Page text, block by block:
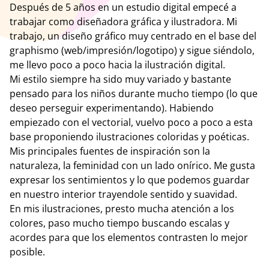
Después de 5 años en un estudio digital empecé a
trabajar como diseñadora gráfica y ilustradora. Mi
trabajo, un diseño gráfico muy centrado en el base del
graphismo (web/impresión/logotipo) y sigue siéndolo,
me llevo poco a poco hacia la ilustración digital.
Mi estilo siempre ha sido muy variado y bastante
pensado para los niños durante mucho tiempo (lo que
deseo perseguir experimentando). Habiendo
empiezado con el vectorial, vuelvo poco a poco a esta
base proponiendo ilustraciones coloridas y poéticas.
Mis principales fuentes de inspiración son la
naturaleza, la feminidad con un lado onírico. Me gusta
expresar los sentimientos y lo que podemos guardar
en nuestro interior trayendole sentido y suavidad.
En mis ilustraciones, presto mucha atención a los
colores, paso mucho tiempo buscando escalas y
acordes para que los elementos contrasten lo mejor
posible.